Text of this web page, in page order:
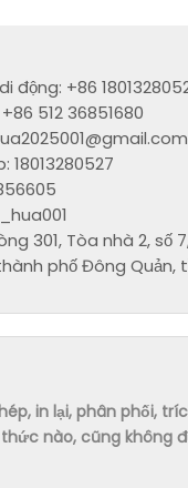
động: +86
512 36851680
18013280527
301, Tòa nhà 2, số
phố Đông Quản,
in lại, phân phối,
nào, cũng không